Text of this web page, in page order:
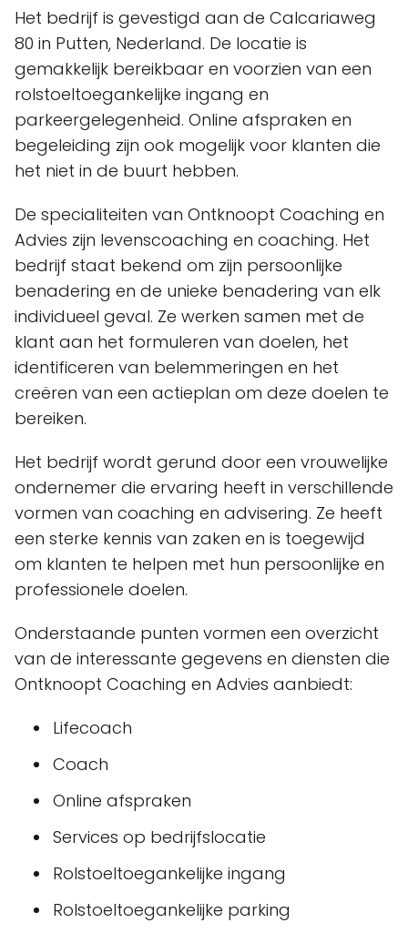
Het bedrijf is gevestigd aan de Calcariaweg
80 in Putten, Nederland. De locatie is
gemakkelijk bereikbaar en voorzien van een
rolstoeltoegankelijke ingang en
parkeergelegenheid. Online afspraken en
begeleiding zijn ook mogelijk voor klanten die
het niet in de buurt hebben.
De specialiteiten van Ontknoopt Coaching en
Advies zijn levenscoaching en coaching. Het
bedrijf staat bekend om zijn persoonlijke
benadering en de unieke benadering van elk
individueel geval. Ze werken samen met de
klant aan het formuleren van doelen, het
identificeren van belemmeringen en het
creëren van een actieplan om deze doelen te
bereiken.
Het bedrijf wordt gerund door een vrouwelijke
ondernemer die ervaring heeft in verschillende
vormen van coaching en advisering. Ze heeft
een sterke kennis van zaken en is toegewijd
om klanten te helpen met hun persoonlijke en
professionele doelen.
Onderstaande punten vormen een overzicht
van de interessante gegevens en diensten die
Ontknoopt Coaching en Advies aanbiedt:
Lifecoach
Coach
Online afspraken
Services op bedrijfslocatie
Rolstoeltoegankelijke ingang
Rolstoeltoegankelijke parking